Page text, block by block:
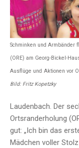
Schminken und Armbänder
(ORE) am Georg-Bickel-
Ausflüge und Aktionen vor
Bild: Fritz Kopetzky
Laudenbach. Der
Ortsranderholung
gut: „Ich bin das
Mädchen voller